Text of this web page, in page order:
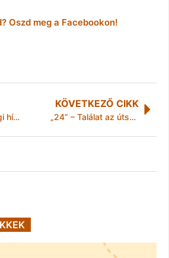
Oszd meg a Facebookon!
„24” – Rendőrségi hírek Borsod-Abaúj-Zemplén megyéből
KÖVETKEZŐ CIKK
„24” – Találat az útszélén – Rendőrségi hírek Borsod-Abaúj-Zemplén megyéből